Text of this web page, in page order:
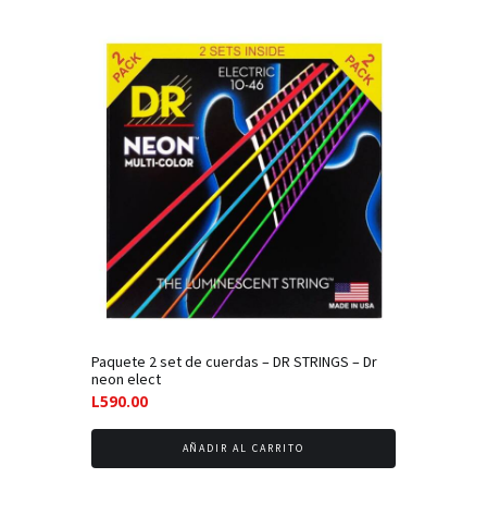
Paquete 2 set de cuerdas – DR STRINGS – Dr
neon elect
L590.00
AÑADIR AL CARRITO